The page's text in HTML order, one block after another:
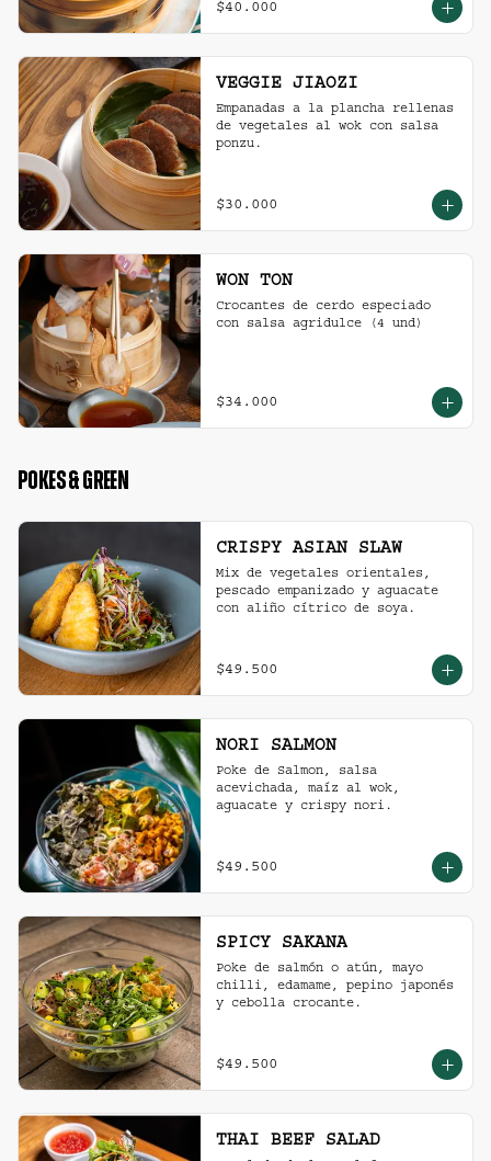
$40.000
VEGGIE JIAOZI
Empanadas a la plancha rellenas
de vegetales al wok con salsa
ponzu.
$30.000
WON TON
Crocantes de cerdo especiado
con salsa agridulce (4 und)
$34.000
POKES & GREEN
CRISPY ASIAN SLAW
Mix de vegetales orientales,
pescado empanizado y aguacate
con aliño cítrico de soya.
$49.500
NORI SALMON
Poke de Salmon, salsa
acevichada, maíz al wok,
aguacate y crispy nori.
$49.500
SPICY SAKANA
Poke de salmón o atún, mayo
chilli, edamame, pepino japonés
y cebolla crocante.
$49.500
THAI BEEF SALAD